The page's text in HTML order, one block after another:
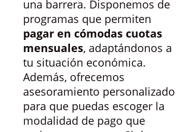
una barrera. Disponemos de
programas que permiten
pagar en cómodas cuotas
mensuales, adaptándonos a
tu situación económica.
Además, ofrecemos
asesoramiento personalizado
para que puedas escoger la
modalidad de pago que